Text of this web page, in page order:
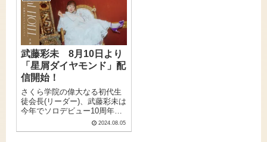
武藤彩未 8月10日より
「星屑ダイヤモンド」配
信開始！
さくら学院の偉大なる初代生
徒会長(リーダー)、武藤彩未は
今年でソロデビュー10周年。
デビューアルバム『永遠と瞬
間』はどれだけ聴いたかわか
2024.08.05